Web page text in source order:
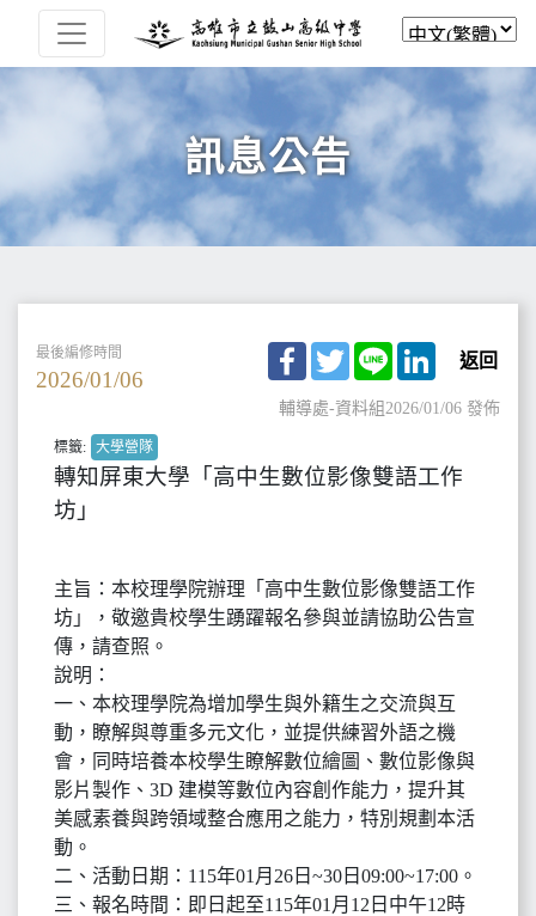
訊息公告
最後編修時間
2026/01/06
Facebook
TwitterLine LinkedIn
返回
輔導處-資料組2026/01/06 發佈
標籤: 大學營隊
轉知屏東大學「高中生數位影像雙語工作
坊」
主旨：本校理學院辦理「高中生數位影像雙語工作
坊」，敬邀貴校學生踴躍報名參與並請協助公告宣
傳，請查照。
說明：
一、本校理學院為增加學生與外籍生之交流與互
動，瞭解與尊重多元文化，並提供練習外語之機
會，同時培養本校學生瞭解數位繪圖、數位影像與
影片製作、3D 建模等數位內容創作能力，提升其
美感素養與跨領域整合應用之能力，特別規劃本活
動。
二、活動日期：115年01月26日~30日09:00~17:00。
三、報名時間：即日起至115年01月12日中午12時